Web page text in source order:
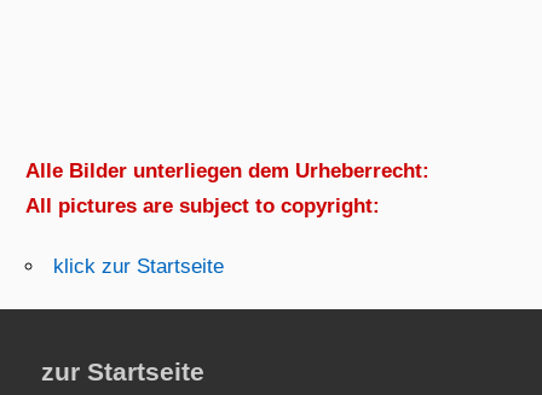
Alle Bilder unterliegen dem Urheberrecht:
All pictures are subject to copyright:
klick zur Startseite
zur Startseite